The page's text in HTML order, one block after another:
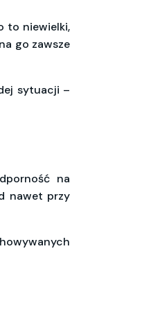
to niewielki,
go zawsze
sytuacji –
na
nawet przy